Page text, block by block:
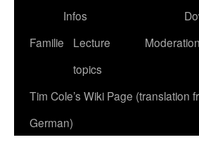
Infos
Familie
Lecture
topics
Tim Cole’s Wiki Page (translation
German)